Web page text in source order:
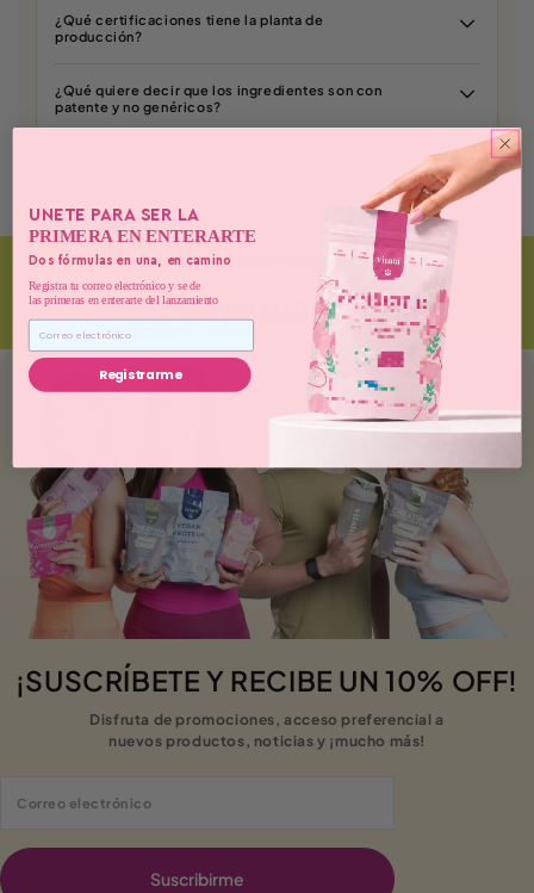
¿Qué certificaciones tiene la planta de
producción?
¿Qué quiere decir que los ingredientes son con
patente y no genéricos?
Encuéntranos también en:
¡SUSCRÍBETE Y RECIBE UN 10% OFF!
Disfruta de promociones, acceso preferencial a
nuevos productos, noticias y ¡mucho más!
Correo electrónico
Suscribirme
UNETE PARA SER LA
PRIMERA EN ENTERARTE
Dos fórmulas en una, en camino
Registra tu correo electrónico y se de
las primeras en enterarte del lanzamiento
Registrarme